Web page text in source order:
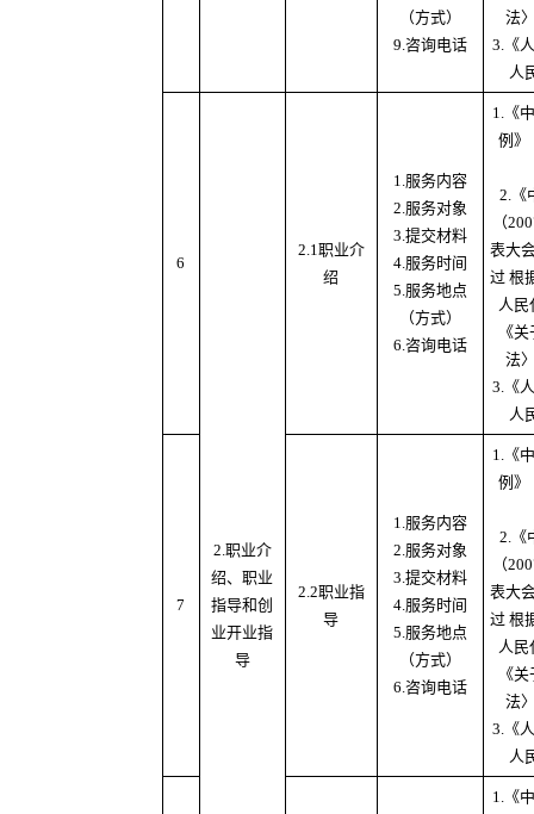
（方式）
9.咨询电话
法
3.《
人
6
2.职业介
绍、职业
指导和创
业开业指
导
2.1职业介
绍
1.服务内容
2.服务对象
3.提交材料
4.服务时间
5.服务地点
（方式）
6.咨询电话
1.《
例》
2.《
（
表大
过 根
人民
《
法
3.《
人
7
2.2职业指
导
1.服务内容
2.服务对象
3.提交材料
4.服务时间
5.服务地点
（方式）
6.咨询电话
1.《
例》
2.《
（
表大
过 根
人民
《
法
3.《
人
1.《